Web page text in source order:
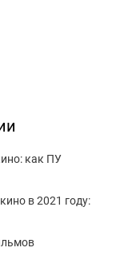
как ПУ
в 2021 году: